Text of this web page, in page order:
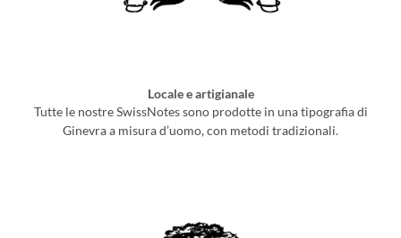
Locale e artigianale
Tutte le nostre SwissNotes sono prodotte in una tipografia di
Ginevra a misura d’uomo, con metodi tradizionali.